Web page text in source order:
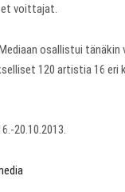
voittajat.
osallistui
120 artistia 16
20.10.2013.